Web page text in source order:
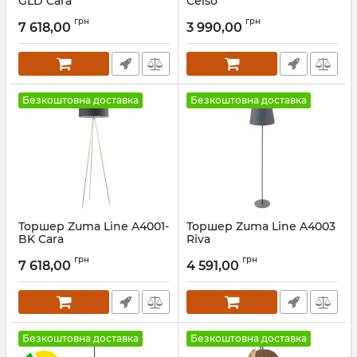
7 618,00 грн 3 990,00 грн
Безкоштовна доставка
Торшер Zuma Line A4001-
BK Cara
7 618,00 грн
Безкоштовна доставка
Торшер Zuma Line A4003
Riva
4 591,00 грн
Безкоштовна доставка Безкоштовна доставка